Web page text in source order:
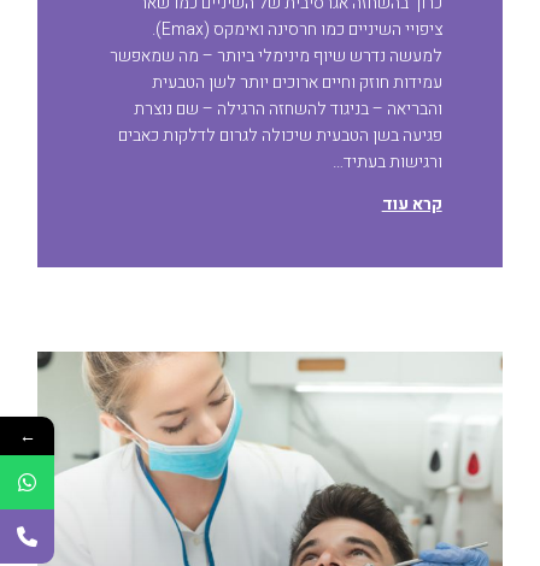
ציפויי השיניים כמו חרסינה ואימקס (Emax).
למעשה נדרש שיוף מינימלי ביותר – מה שמאפשר
עמידות חוזק וחיים ארוכים יותר לשן הטבעית
והבריאה – בניגוד להשחזה הרגילה – שם נוצרת
פגיעה בשן הטבעית שיכולה לגרום לדלקות כאבים
ורגישות בעתיד…
קרא עוד
←